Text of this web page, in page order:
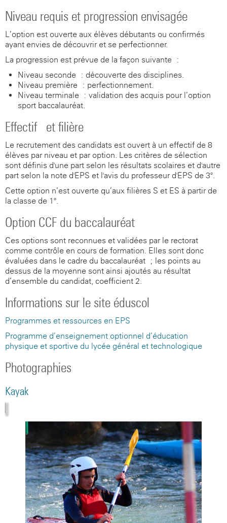
Niveau requis et progression envisagée
L’option est ouverte aux élèves débutants ou confirmés
ayant envies de découvrir et se perfectionner.
La progression est prévue de la façon suivante :
Niveau seconde : découverte des disciplines.
Niveau première : perfectionnement.
Niveau terminale : validation des acquis pour l’option
sport baccalauréat.
Effectif et filière
Le recrutement des candidats est ouvert à un effectif de 8
élèves par niveau et par option. Les critères de sélection
sont définis d'une part selon les résultats scolaires et d'autre
part selon la note d'EPS et l'avis du professeur d'EPS de 3°.
Cette option n’est ouverte qu’aux filières S et ES à partir de
la classe de 1°.
Option CCF du baccalauréat
Ces options sont reconnues et validées par le rectorat
comme contrôle en cours de formation. Elles sont donc
évaluées dans le cadre du baccalauréat ; les points au-
dessus de la moyenne sont ainsi ajoutés au résultat
d’ensemble du candidat, coefficient 2.
Informations sur le site éduscol
Programmes et ressources en EPS
Programme d’enseignement optionnel d’éducation
physique et sportive du lycée général et technologique
Photographies
Kayak